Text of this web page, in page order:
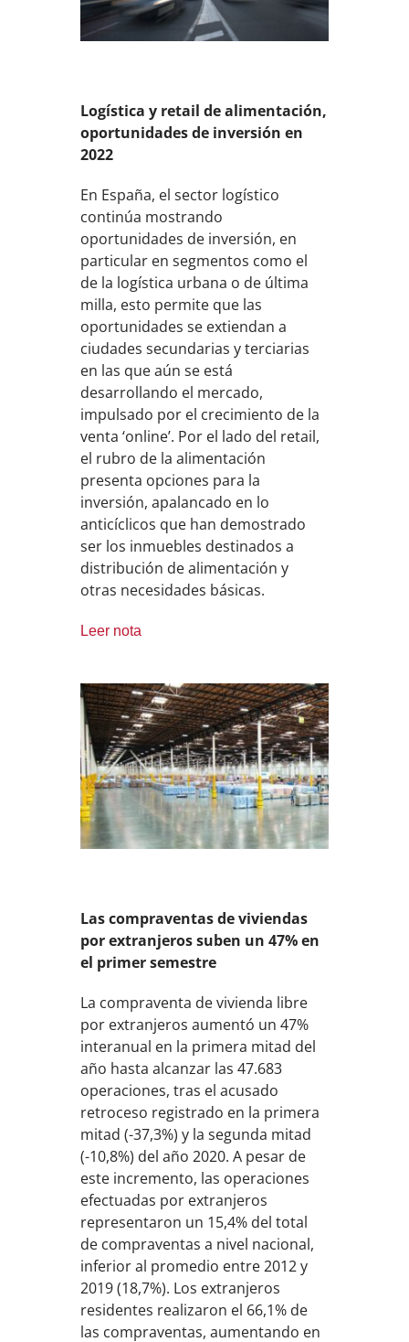
Logística y retail de alimentación,
oportunidades de inversión en
2022
En España, el sector logístico
continúa mostrando
oportunidades de inversión, en
particular en segmentos como el
de la logística urbana o de última
milla, esto permite que las
oportunidades se extiendan a
ciudades secundarias y terciarias
en las que aún se está
desarrollando el mercado,
impulsado por el crecimiento de la
venta ‘online’. Por el lado del retail,
el rubro de la alimentación
presenta opciones para la
inversión, apalancado en lo
anticíclicos que han demostrado
ser los inmuebles destinados a
distribución de alimentación y
otras necesidades básicas.
Leer nota
Las compraventas de viviendas
por extranjeros suben un 47% en
el primer semestre
La compraventa de vivienda libre
por extranjeros aumentó un 47%
interanual en la primera mitad del
año hasta alcanzar las 47.683
operaciones, tras el acusado
retroceso registrado en la primera
mitad (-37,3%) y la segunda mitad
(-10,8%) del año 2020. A pesar de
este incremento, las operaciones
efectuadas por extranjeros
representaron un 15,4% del total
de compraventas a nivel nacional,
inferior al promedio entre 2012 y
2019 (18,7%). Los extranjeros
residentes realizaron el 66,1% de
las compraventas, aumentando en